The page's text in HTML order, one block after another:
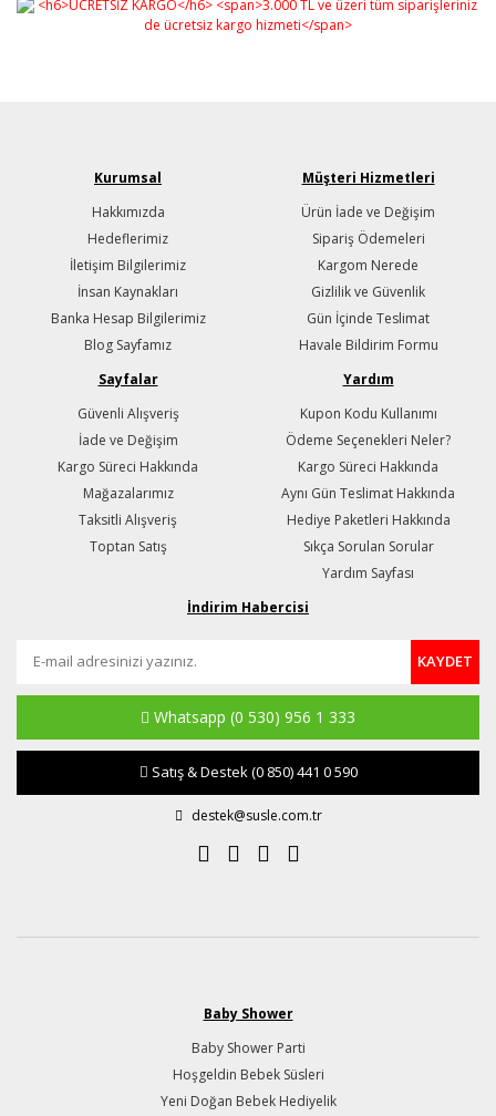
Kurumsal
Hakkımızda
Hedeflerimiz
İletişim Bilgilerimiz
İnsan Kaynakları
Banka Hesap Bilgilerimiz
Blog Sayfamız
Müşteri Hizmetleri
Ürün İade ve Değişim
Sipariş Ödemeleri
Kargom Nerede
Gizlilik ve Güvenlik
Gün İçinde Teslimat
Havale Bildirim Formu
Sayfalar
Güvenli Alışveriş
İade ve Değişim
Kargo Süreci Hakkında
Mağazalarımız
Taksitli Alışveriş
Toptan Satış
Yardım
Kupon Kodu Kullanımı
Ödeme Seçenekleri Neler?
Kargo Süreci Hakkında
Aynı Gün Teslimat Hakkında
Hediye Paketleri Hakkında
Sıkça Sorulan Sorular
Yardım Sayfası
İndirim Habercisi
KAYDET
Whatsapp (0 530) 956 1 333
Satış & Destek(0 850) 441 0 590
destek@susle.com.tr
Baby Shower
Baby Shower Parti
Hoşgeldin Bebek Süsleri
Yeni Doğan Bebek Hediyelik